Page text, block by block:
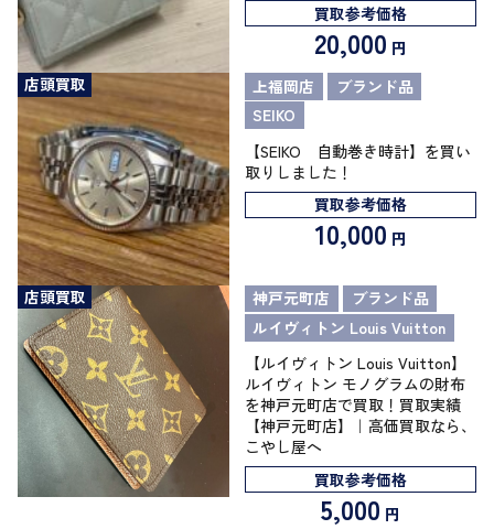
買取参考価格
20,000 円
店頭買取
上福岡店
ブランド品
SEIKO
【SEIKO 自動巻き時計】を買い
取りしました！
買取参考価格
10,000 円
店頭買取 神戸元町店
ブランド品
ルイヴィトン Louis Vuitton
【ルイヴィトン Louis Vuitton】
ルイヴィトン モノグラムの財布
を神戸元町店で買取！買取実績
【神戸元町店】｜高価買取なら、
こやし屋へ
買取参考価格
5,000 円